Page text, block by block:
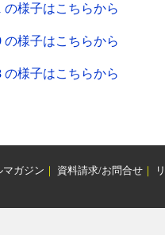
の様子はこちらから
の様子はこちらから
の様子はこちらから
マガジン ｜ 資料請求/お問合せ｜